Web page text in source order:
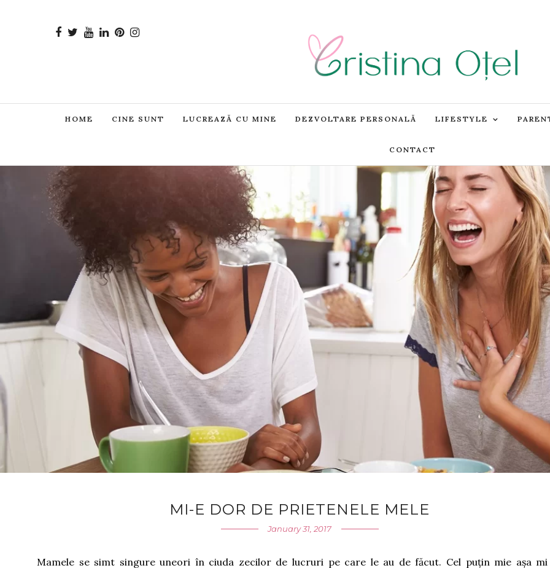
HOME CINE SUNT LUCREAZĂ CU MINE DEZVOLTARE PERSONALĂ LIFESTYLE
CONTACT
MI-E DOR DE PRIETENELE MELE
January 31, 2017
Mamele se simt singure uneori în ciuda zecilor de lucruri pe care le au de făcut. Cel puțin mie așa mi